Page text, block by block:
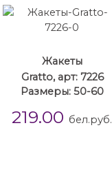
Жакеты
Gratto, арт: 7226
Размеры: 50-60
219.00 бел.руб.